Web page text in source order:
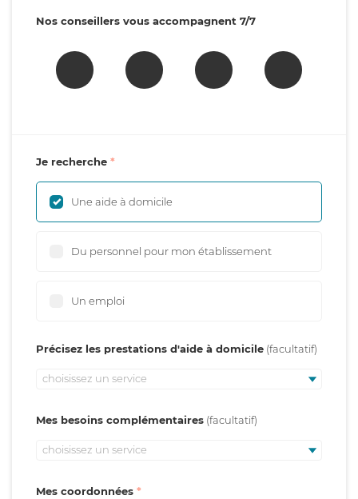
Nos conseillers vous accompagnent 7/7
Je recherche
Une aide à domicile
Du personnel pour mon établissement
Un emploi
Précisez les prestations d'aide à domicile
choisissez un service
Mes besoins complémentaires
choisissez un service
Mes coordonnées